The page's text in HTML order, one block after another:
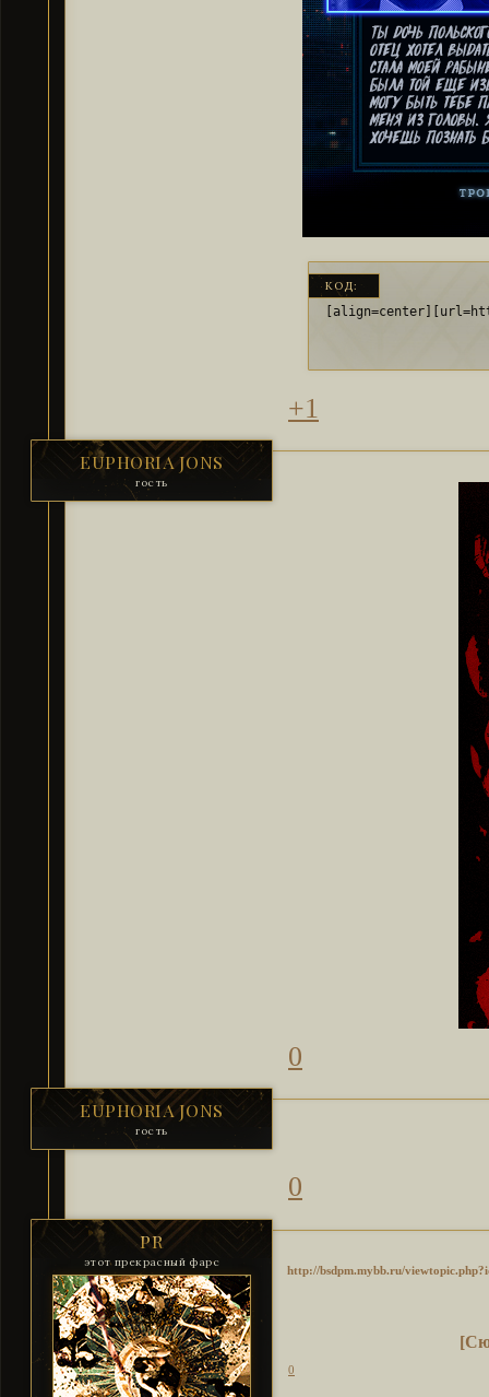
КОД:
+1
EUPHORIA JONS
гость
0
EUPHORIA JONS
гость
0
PR
этот прекрасный фарс
http://bsdpm.mybb.ru/
0